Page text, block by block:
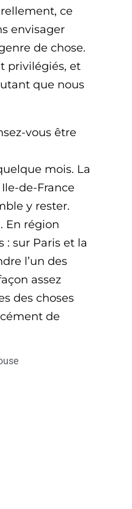
ce
envisager
de chose.
privilégiés, et
que nous
vous être
mois. La
de-France
y rester.
En région
: sur Paris et la
l’un des
assez
des choses
de